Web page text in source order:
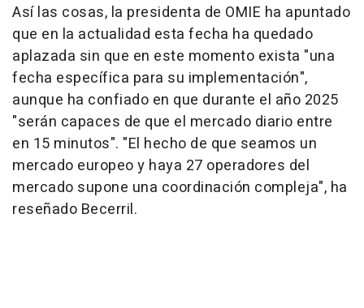
Así las cosas, la presidenta de OMIE ha apuntado
que en la actualidad esta fecha ha quedado
aplazada sin que en este momento exista "una
fecha específica para su implementación",
aunque ha confiado en que durante el año 2025
"serán capaces de que el mercado diario entre
en 15 minutos". "El hecho de que seamos un
mercado europeo y haya 27 operadores del
mercado supone una coordinación compleja", ha
reseñado Becerril.